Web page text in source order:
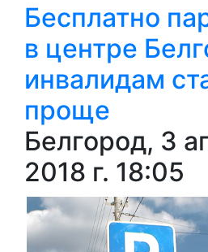
Бесплатно
в центре
инвалидам
проще
Белгород, 3
2018 г. 18:05